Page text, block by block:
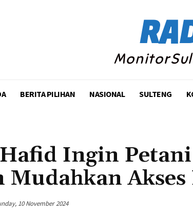
BERITA PILIHAN NASIONAL SULTENG
Ingin
Mudahkan
10 November 2024